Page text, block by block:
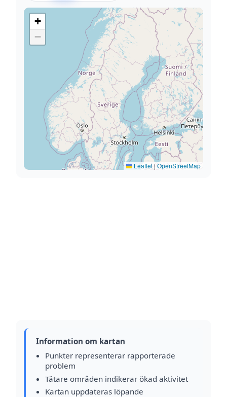
+
−
Leaflet|OpenStreetMap
Information om kartan
Punkter representerar rapporterade
problem
Tätare områden indikerar ökad aktivitet
Kartan uppdateras löpande